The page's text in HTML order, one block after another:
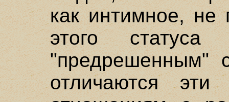
как интимное, не
этого
"предрешенным"
отличаются